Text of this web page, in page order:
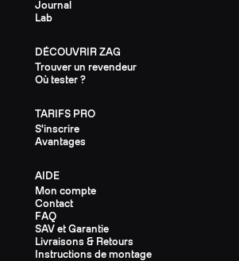
Journal
Lab
DÉCOUVRIR ZAG
Trouver un revendeur
Où tester ?
TARIFS PRO
S'inscrire
Avantages
AIDE
Mon compte
Contact
FAQ
SAV et Garantie
Livraisons & Retours
Instructions de montage